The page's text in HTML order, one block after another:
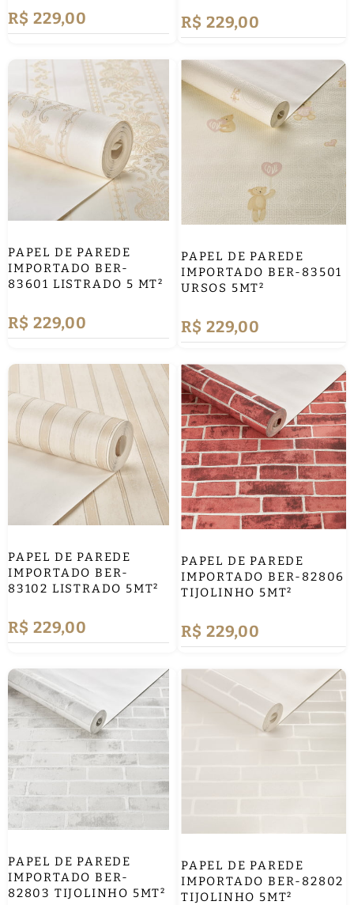
R$ 229,00 R$ 229,00
PAPEL DE PAREDE
IMPORTADO BER-
83601 LISTRADO 5 MT²
R$ 229,00
PAPEL DE PAREDE
IMPORTADO BER-83501
URSOS 5MT²
R$ 229,00
PAPEL DE PAREDE
IMPORTADO BER-
83102 LISTRADO 5MT²
R$ 229,00
PAPEL DE PAREDE
IMPORTADO BER-82806
TIJOLINHO 5MT²
R$ 229,00
PAPEL DE PAREDE
IMPORTADO BER-
82803 TIJOLINHO 5MT²
PAPEL DE PAREDE
IMPORTADO BER-82802
TIJOLINHO 5MT²